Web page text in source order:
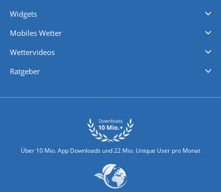
Widgets
Mobiles Wetter
Wettervideos
Ratgeber
Über 10 Mio. App Downloads und 22 Mio. Unique User pro Monat